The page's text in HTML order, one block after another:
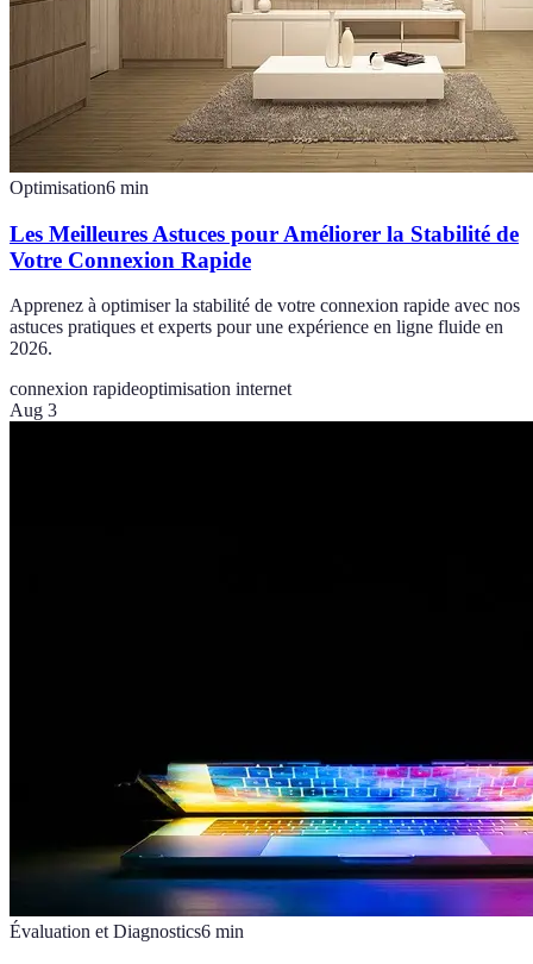
Optimisation6 min
Les Meilleures Astuces pour Améliorer la Stabilité de
Votre Connexion Rapide
Apprenez à optimiser la stabilité de votre connexion rapide avec nos
astuces pratiques et experts pour une expérience en ligne fluide en
2026.
connexion rapideoptimisation internet
Aug 3
Évaluation et Diagnostics6 min